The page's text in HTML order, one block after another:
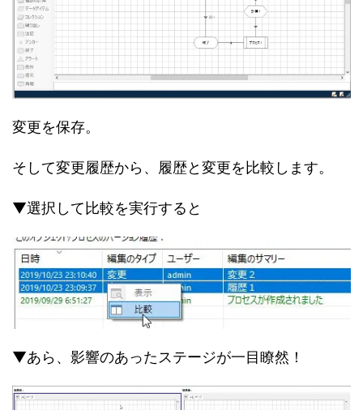
変更を保存。
そして変更履歴から、履歴と変更を比較します。
▼選択して比較を実行すると
▼あら、影響のあったステージが一目瞭然！